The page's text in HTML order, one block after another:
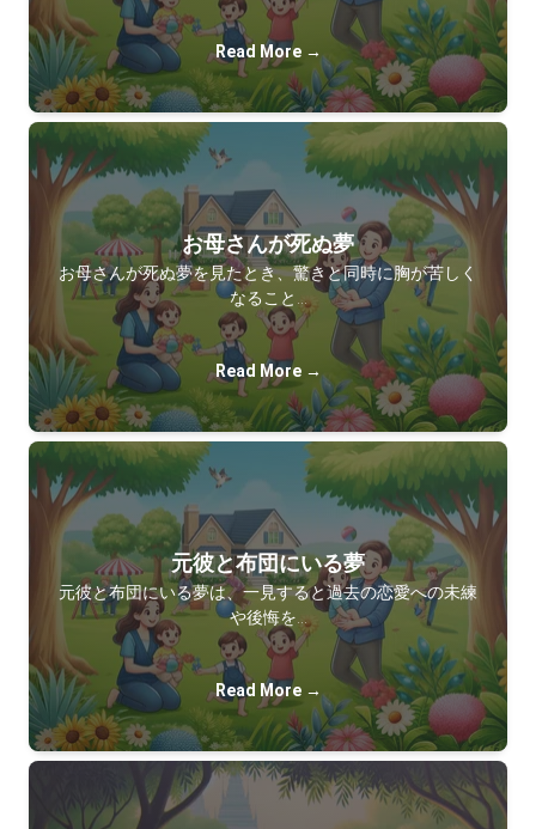
Read More →
お母さんが死ぬ夢
お母さんが死ぬ夢を見たとき、驚きと同時に胸が苦しく
なること…
Read More →
元彼と布団にいる夢
元彼と布団にいる夢は、一見すると過去の恋愛への未練
や後悔を…
Read More →